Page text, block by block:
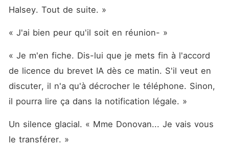
Halsey. Tout de suite. »
« J'ai bien peur qu'il soit en réunion- »
« Je m'en fiche. Dis-lui que je mets fin à l'accord
de licence du brevet IA dès ce matin. S'il veut en
discuter, il n'a qu'à décrocher le téléphone. Sinon,
il pourra lire ça dans la notification légale. »
Un silence glacial. « Mme Donovan... Je vais vous
le transférer. »